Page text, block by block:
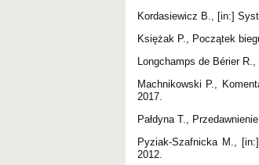
Kordasiewicz B., [in:]
Księżak P., Początek
Longchamps de Bérier
Machnikowski P.,
2017.
Pałdyna T.,
Pyziak-Szafnicka M.,
2012.